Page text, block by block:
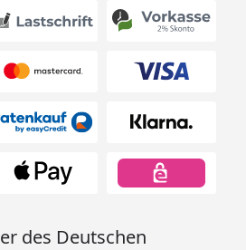
des Deutschen